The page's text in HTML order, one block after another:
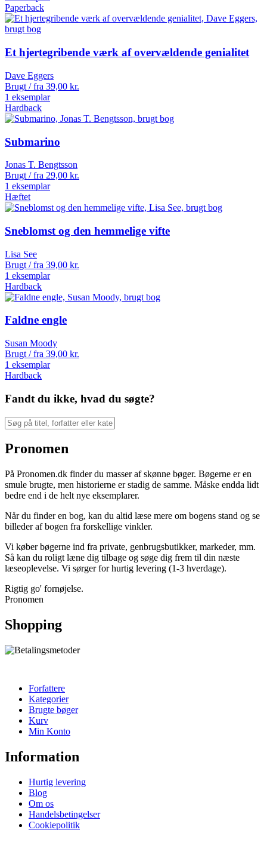
Paperback
Et hjertegribende værk af overvældende genialitet
Dave Eggers
Brugt / fra 39,00 kr.
1 eksemplar
Hardback
Submarino
Jonas T. Bengtsson
Brugt / fra 29,00 kr.
1 eksemplar
Hæftet
Sneblomst og den hemmelige vifte
Lisa See
Brugt / fra 39,00 kr.
1 eksemplar
Hardback
Faldne engle
Susan Moody
Brugt / fra 39,00 kr.
1 eksemplar
Hardback
Fandt du ikke, hvad du søgte?
Pronomen
På Pronomen.dk finder du masser af skønne bøger. Bøgerne er en
smule brugte, men historierne er stadig de samme. Måske endda lidt
bedre end i de helt nye eksemplarer.
Når du finder en bog, kan du altid læse mere om bogens stand og se
billeder af bogen fra forskellige vinkler.
Vi køber bøgerne ind fra private, genbrugsbutikker, markeder, mm.
Så kan du roligt læne dig tilbage og søge dig frem til din næste
læseoplevelse. Vi sørger for hurtig levering (1-3 hverdage).
Rigtig go' fornøjelse.
Pronomen
Shopping
Forfattere
Kategorier
Brugte bøger
Kurv
Min Konto
Information
Hurtig levering
Blog
Om os
Handelsbetingelser
Cookiepolitik